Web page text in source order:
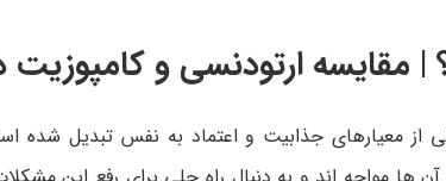
مقایسه ارتودنسی و کامپوزیت
معیارهای جذابیت و اعتماد به نفس تبدیل شده